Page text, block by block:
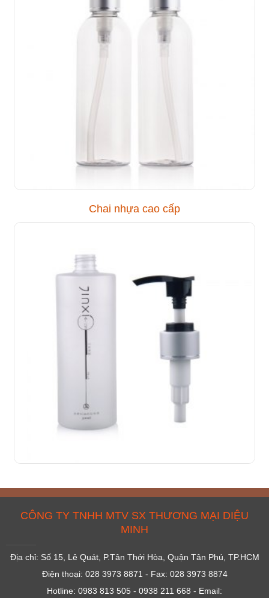
Chai nhựa cao cấp
CÔNG TY TNHH MTV SX THƯƠNG MẠI DIỆU
MINH
Địa chỉ: Số 15, Lê Quát, P.Tân Thới Hòa, Quận Tân Phú, TP.HCM
Điện thoại: 028 3973 8871 - Fax: 028 3973 8874
Hotline: 0983 813 505 - 0938 211 668 - Email: